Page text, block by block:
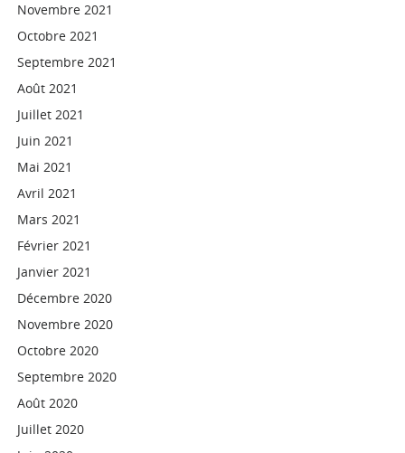
Novembre 2021
Octobre 2021
Septembre 2021
Août 2021
Juillet 2021
Juin 2021
Mai 2021
Avril 2021
Mars 2021
Février 2021
Janvier 2021
Décembre 2020
Novembre 2020
Octobre 2020
Septembre 2020
Août 2020
Juillet 2020